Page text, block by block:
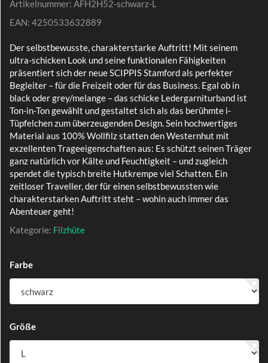
Artikelnummer: AFH2H52-schwarz-L
EAN: 4250533632889
Der selbstbewusste, charakterstarke Auftritt! Mit seinem
ultra-schicken Look und seine funktionalen Fähigkeiten
präsentiert sich der neue SCIPPIS Stamford als perfekter
Begleiter – für die Freizeit oder für das Business. Egal ob in
black oder grey/melange – das schicke Ledergarniturband ist
Ton-in-Ton gewählt und gestaltet sich als das berühmte i-
Tüpfelchen zum überzeugenden Design. Sein hochwertiges
Material aus 100% Wollfilz statten den Westernhut mit
exzellenten Trageeigenschaften aus: Es schützt seinen Träger
ganz natürlich vor Kälte und Feuchtigkeit – und zugleich
spendet die typisch breite Hutkrempe viel Schatten. Ein
zeitloser Traveller, der für einen selbstbewussten wie
charakterstarken Auftritt steht – wohin auch immer das
Abenteuer geht!
Kategorie: Filzhüte
Farbe
Größe